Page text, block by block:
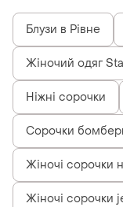
Блузи в Рівне
Жіночий одяг
Ніжні сорочки
Сорочки
Жіночі сорочки
Жіночі сорочки